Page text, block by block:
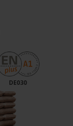
DE030